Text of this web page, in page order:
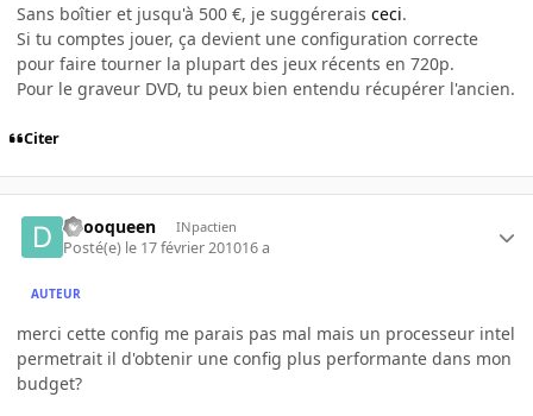
Sans boîtier et jusqu'à 500 €, je suggérerais ceci.
Si tu comptes jouer, ça devient une configuration correcte
pour faire tourner la plupart des jeux récents en 720p.
Pour le graveur DVD, tu peux bien entendu récupérer l'ancien.
Citer
deooqueen INpactien
Posté(e) le 17 février 201016 a
AUTEUR
merci cette config me parais pas mal mais un processeur intel
permetrait il d'obtenir une config plus performante dans mon
budget?